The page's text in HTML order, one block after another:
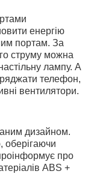
енергію
портам. За
струму можна
лампу. А
телефон,
вентилятори.
дизайном.
оберігаючи
про
ABS +